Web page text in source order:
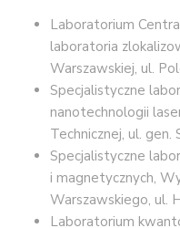
Laboratorium
laboratoria
Warszawskiej, ul.
Specjalistyczne
nanotechnologii
Technicznej, ul.
Specjalistyczne
i magnetycznych,
Warszawskiego, ul.
Laboratorium